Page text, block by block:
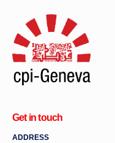
Get in touch
ADDRESS